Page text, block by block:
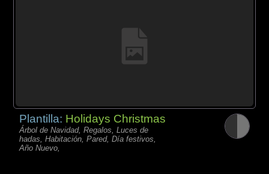
Plantilla: Holidays Christmas
Árbol de Navidad, Regalos, Luces de
hadas, Habitación, Pared, Día festivos,
Año Nuevo,